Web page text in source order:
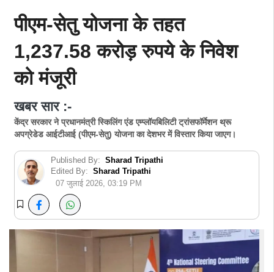
पीएम-सेतु योजना के तहत
1,237.58 करोड़ रुपये के निवेश
को मंजूरी
खबर सार :-
केंद्र सरकार ने प्रधानमंत्री स्किलिंग एंड एम्प्लॉयबिलिटी ट्रांसफॉर्मेशन थ्रू
अपग्रेडेड आईटीआई (पीएम-सेतु) योजना का देशभर में विस्तार किया जाएग।
Published By: Sharad Tripathi
Edited By: Sharad Tripathi
07 जुलाई 2026, 03:19 PM